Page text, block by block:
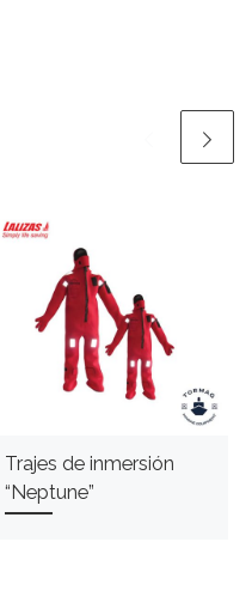
Trajes de inmersión
“Neptune”